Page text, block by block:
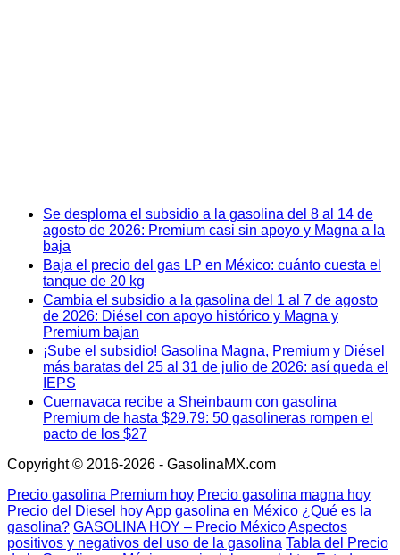
Se desploma el subsidio a la gasolina del 8 al 14 de
agosto de 2026: Premium casi sin apoyo y Magna a la
baja
Baja el precio del gas LP en México: cuánto cuesta el
tanque de 20 kg
Cambia el subsidio a la gasolina del 1 al 7 de agosto
de 2026: Diésel con apoyo histórico y Magna y
Premium bajan
¡Sube el subsidio! Gasolina Magna, Premium y Diésel
más baratas del 25 al 31 de julio de 2026: así queda el
IEPS
Cuernavaca recibe a Sheinbaum con gasolina
Premium de hasta $29.79: 50 gasolineras rompen el
pacto de los $27
Copyright © 2016-2026 - GasolinaMX.com
Precio gasolina Premium hoy Precio gasolina magna hoy
Precio del Diesel hoyApp gasolina en México ¿Qué es la
gasolina? GASOLINA HOY – Precio MéxicoAspectos
positivos y negativos del uso de la gasolina Tabla del Precio